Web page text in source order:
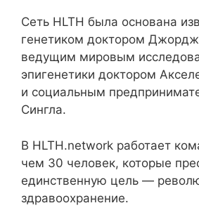
Сеть HLTH была основана
генетиком доктором
ведущим мировым
эпигенетики доктором
и социальным
Сингла.
В HLTH.network работает
чем 30 человек, которые
единственную цель —
здравоохранение.